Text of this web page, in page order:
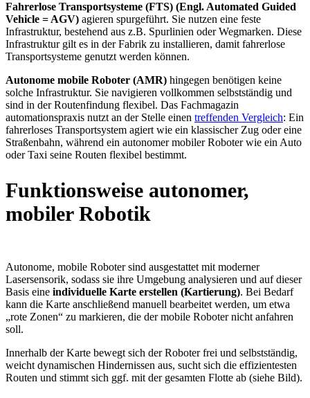
Fahrerlose Transportsysteme (FTS) (Engl. Automated Guided
Vehicle = AGV) agieren spurgeführt. Sie nutzen eine feste
Infrastruktur, bestehend aus z.B. Spurlinien oder Wegmarken. Diese
Infrastruktur gilt es in der Fabrik zu installieren, damit fahrerlose
Transportsysteme genutzt werden können.
Autonome mobile Roboter (AMR) hingegen benötigen keine
solche Infrastruktur. Sie navigieren vollkommen selbstständig und
sind in der Routenfindung flexibel. Das Fachmagazin
automationspraxis nutzt an der Stelle einen treffenden Vergleich: Ein
fahrerloses Transportsystem agiert wie ein klassischer Zug oder eine
Straßenbahn, während ein autonomer mobiler Roboter wie ein Auto
oder Taxi seine Routen flexibel bestimmt.
Funktionsweise autonomer,
mobiler Robotik
Autonome, mobile Roboter sind ausgestattet mit moderner
Lasersensorik, sodass sie ihre Umgebung analysieren und auf dieser
Basis eine individuelle Karte erstellen (Kartierung). Bei Bedarf
kann die Karte anschließend manuell bearbeitet werden, um etwa
„rote Zonen“ zu markieren, die der mobile Roboter nicht anfahren
soll.
Innerhalb der Karte bewegt sich der Roboter frei und selbstständig,
weicht dynamischen Hindernissen aus, sucht sich die effizientesten
Routen und stimmt sich ggf. mit der gesamten Flotte ab (siehe Bild).